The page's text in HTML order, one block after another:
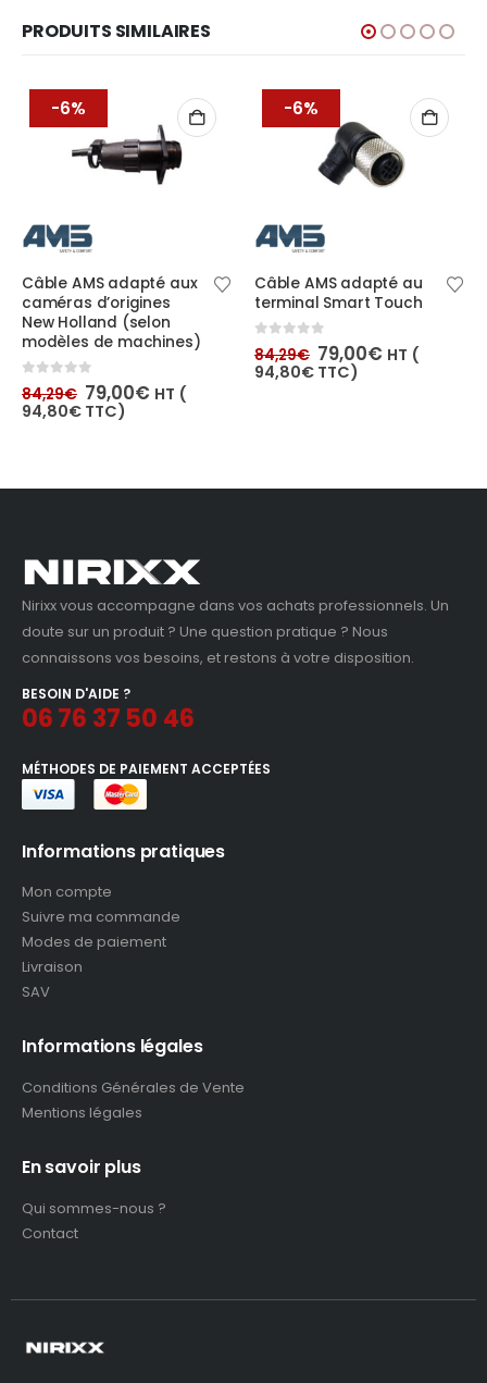
PRODUITS SIMILAIRES
-6%
Câble AMS adapté aux
caméras d’origines
New Holland (selon
modèles de machines)
0 out of 5
84,29€ Le
prix
initial
79,00€Le
prix
HT (
94,80€ TTC)
-6%
Câble AMS adapté au
terminal Smart Touch
0 out of 5
84,29€ Le
prix
initial
79,00€Le
prix
HT (
94,80€ TTC)
Nirixx vous accompagne dans vos achats professionnels. Un
doute sur un produit ? Une question pratique ? Nous
connaissons vos besoins, et restons à votre disposition.
BESOIN D'AIDE ?
06 76 37 50 46
MÉTHODES DE PAIEMENT ACCEPTÉES
Informations pratiques
Mon compte
Suivre ma commande
Modes de paiement
Livraison
SAV
Informations légales
Conditions Générales de Vente
Mentions légales
En savoir plus
Qui sommes-nous ?
Contact